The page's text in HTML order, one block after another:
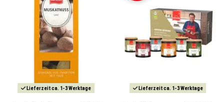
Lieferzeit ca. 1-3 Werktage Lieferzeit ca. 1-3 Werktage